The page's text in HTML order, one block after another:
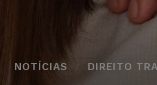
NOTÍCIAS DIREITO